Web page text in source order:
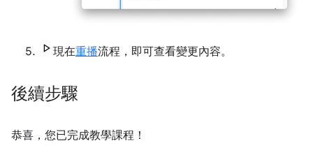
現在重播流程，即可查看變更內容。
後續步驟
恭喜，您已完成教學課程！